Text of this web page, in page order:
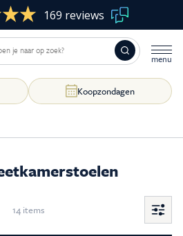
169 reviews
Koopzondagen
14 items Filter
&